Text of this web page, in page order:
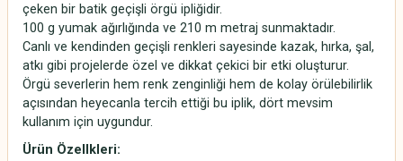
çeken bir batik geçişli örgü ipliğidir.
100 g yumak ağırlığında ve 210 m metraj sunmaktadır.
Canlı ve kendinden geçişli renkleri sayesinde kazak, hırka, şal,
atkı gibi projelerde özel ve dikkat çekici bir etki oluşturur.
Örgü severlerin hem renk zenginliği hem de kolay örülebilirlik
açısından heyecanla tercih ettiği bu iplik, dört mevsim
kullanım için uygundur.
Ürün Özellkleri: